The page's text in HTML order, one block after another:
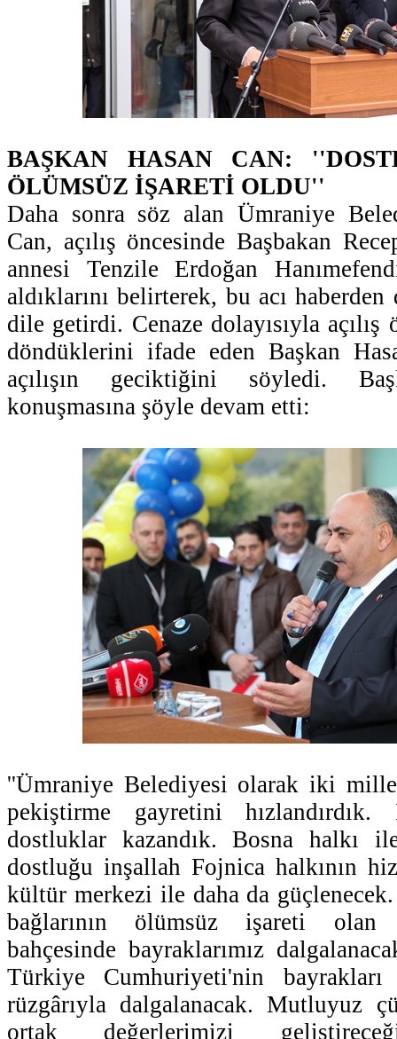
BAŞKAN HASAN CAN:
ÖLÜMSÜZ İŞARETİ OLDU''
Daha sonra söz alan Ümraniye
Can, açılış öncesinde Başbakan
annesi Tenzile Erdoğan
aldıklarını belirterek, bu acı
dile getirdi. Cenaze dolayısıyla
döndüklerini ifade eden Başkan
açılışın geciktiğini söyledi.
konuşmasına şöyle devam etti:
''Ümraniye Belediyesi olarak iki
pekiştirme gayretini
dostluklar kazandık. Bosna halkı
dostluğu inşallah Fojnica halkının
kültür merkezi ile daha da
bağlarının ölümsüz işareti
bahçesinde bayraklarımız
Türkiye Cumhuriyeti'nin
rüzgârıyla dalgalanacak. Mutluyuz
ortak değerlerimizi